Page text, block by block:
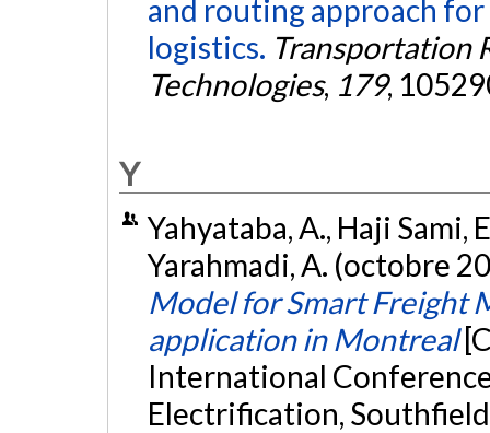
and routing approach
logistics. Transportation
Technologies, 179,
Y
Yahyataba, A., Haji Sami,
Yarahmadi, A. (octobre
Model for Smart Freight
application in Montreal
International
Electrification,